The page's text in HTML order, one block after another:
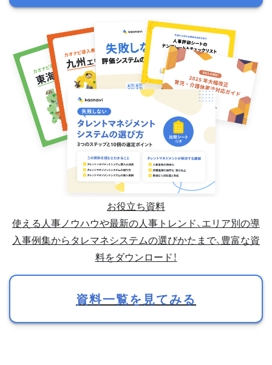
お役立ち資料
使える人事ノウハウや最新の人事トレンド、エリア別の導
入事例集からタレマネシステムの選びかたまで、豊富な資
料をダウンロード！
資料一覧を見てみる